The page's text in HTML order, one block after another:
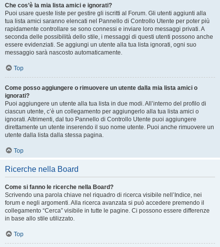
Che cos’è la mia lista amici e ignorati?
Puoi usare queste liste per gestire gli iscritti al Forum. Gli utenti aggiunti alla
tua lista amici saranno elencati nel Pannello di Controllo Utente per poter più
rapidamente controllare se sono connessi e inviare loro messaggi privati. A
seconda delle possibilità dello stile, i messaggi di questi utenti possono anche
essere evidenziati. Se aggiungi un utente alla tua lista ignorati, ogni suo
messaggio sarà nascosto automaticamente.
Top
Come posso aggiungere o rimuovere un utente dalla mia lista amici o
ignorati?
Puoi aggiungere un utente alla tua lista in due modi. All’interno del profilo di
ciascun utente, c’è un collegamento per aggiungerlo alla tua lista amici o
ignorati. Altrimenti, dal tuo Pannello di Controllo Utente puoi aggiungere
direttamente un utente inserendo il suo nome utente. Puoi anche rimuovere un
utente dalla lista dalla stessa pagina.
Top
Ricerche nella Board
Come si fanno le ricerche nella Board?
Scrivendo una parola chiave nel riquadro di ricerca visibile nell’Indice, nei
forum e negli argomenti. Alla ricerca avanzata si può accedere premendo il
collegamento “Cerca” visibile in tutte le pagine. Ci possono essere differenze
in base allo stile utilizzato.
Top